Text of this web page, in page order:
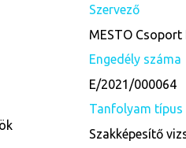
Szervező
MESTO Csoport
Engedély száma
E/2021/000064
Tanfolyam típus
Szakképesítő